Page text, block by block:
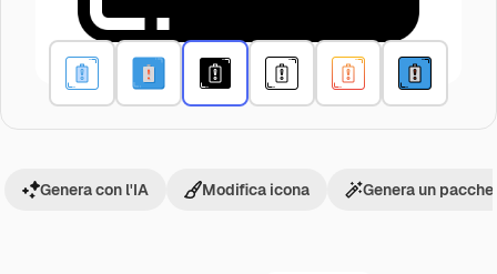
Genera con l'IA Modifica icona Genera un